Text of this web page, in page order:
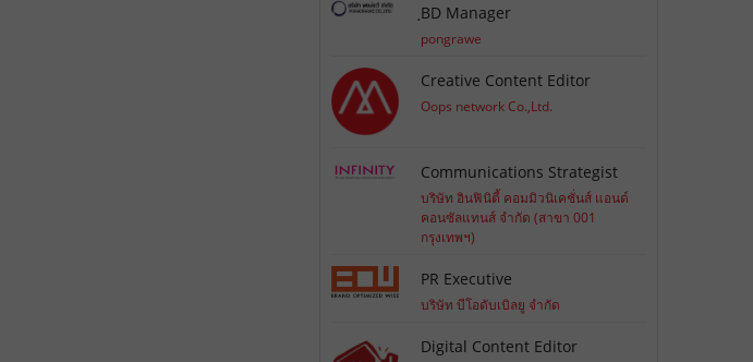
ฺBD Manager
pongrawe
Creative Content Editor
Oops network Co.,Ltd.
Communications Strategist
บริษัท อินฟินิตี้ คอมมิวนิเคชั่นส์ แอนด์
คอนซัลแทนส์ จำกัด (สาขา 001
กรุงเทพฯ)
PR Executive
บริษัท บีโอดับเบิลยู จำกัด
Digital Content Editor